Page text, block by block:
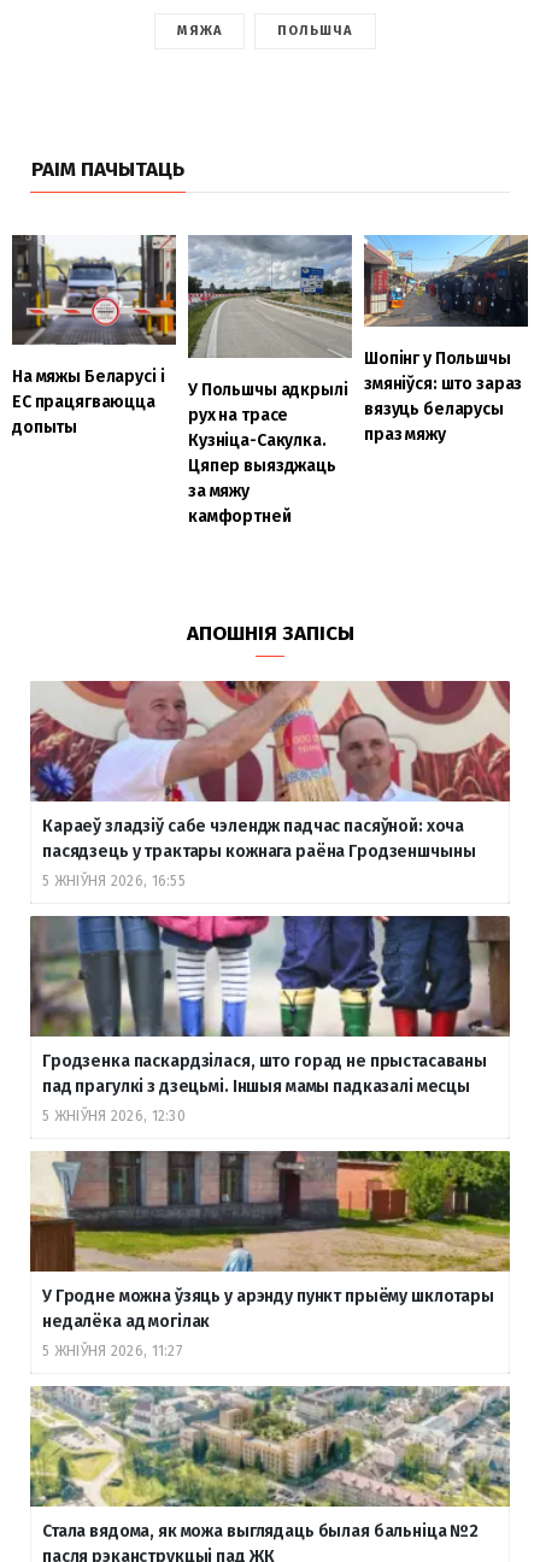
МЯЖА ПОЛЬШЧА
РАІМ ПАЧЫТАЦЬ
На мяжы Беларусі і
ЕС працягваюцца
допыты
У Польшчы адкрылі
рух на трасе
Кузніца-Сакулка.
Цяпер выязджаць
за мяжу
камфортней
Шопінг у Польшчы
змяніўся: што зараз
вязуць беларусы
праз мяжу
АПОШНІЯ ЗАПІСЫ
Караеў зладзіў сабе чэлендж падчас пасяўной: хоча
пасядзець у трактары кожнага раёна Гродзеншчыны
5 ЖНІЎНЯ 2026, 16:55
Гродзенка паскардзілася, што горад не прыстасаваны
пад прагулкі з дзецьмі. Іншыя мамы падказалі месцы
5 ЖНІЎНЯ 2026, 12:30
У Гродне можна ўзяць у арэнду пункт прыёму шклотары
недалёка ад могілак
5 ЖНІЎНЯ 2026, 11:27
Стала вядома, як можа выглядаць былая бальніца №2
пасля рэканструкцыі пад ЖК